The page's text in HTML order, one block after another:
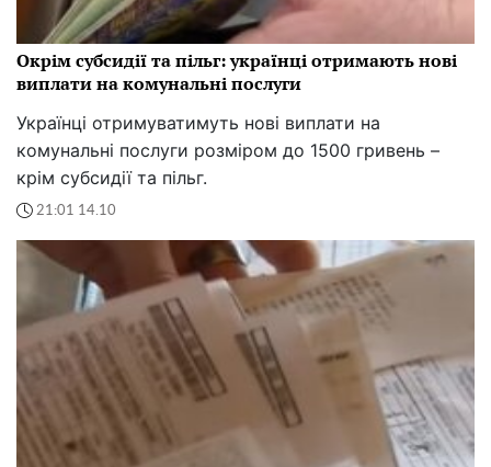
Окрім субсидії та пільг: українці отримають нові
виплати на комунальні послуги
Українці отримуватимуть нові виплати на
комунальні послуги розміром до 1500 гривень –
крім субсидії та пільг.
21:01 14.10